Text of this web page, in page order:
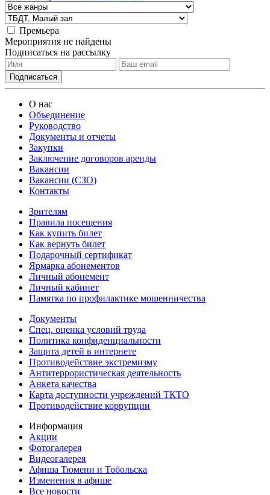
Премьера
Мероприятия не найдены
Подписаться на рассылку
О нас
Объединение
Руководство
Документы и отчеты
Закупки
Заключение договоров аренды
Вакансии
Вакансии (СЗО)
Контакты
Зрителям
Правила посещения
Как купить билет
Как вернуть билет
Подарочный сертификат
Ярмарка абонементов
Личный абонемент
Личный кабинет
Памятка по профилактике мошенничества
Документы
Спец. оценка условий труда
Политика конфиденциальности
Защита детей в интернете
Противодействие экстремизму
Антитеррористическая деятельность
Анкета качества
Карта доступности учреждений ТКТО
Противодействие коррупции
Информация
Акции
Фотогалерея
Видеогалерея
Афиша Тюмени и Тобольска
Изменения в афише
Все новости